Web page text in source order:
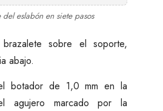
del eslabón en siete pasos
sobre el soporte,
abajo.
botador de 1,0 mm en la
agujero marcado por la